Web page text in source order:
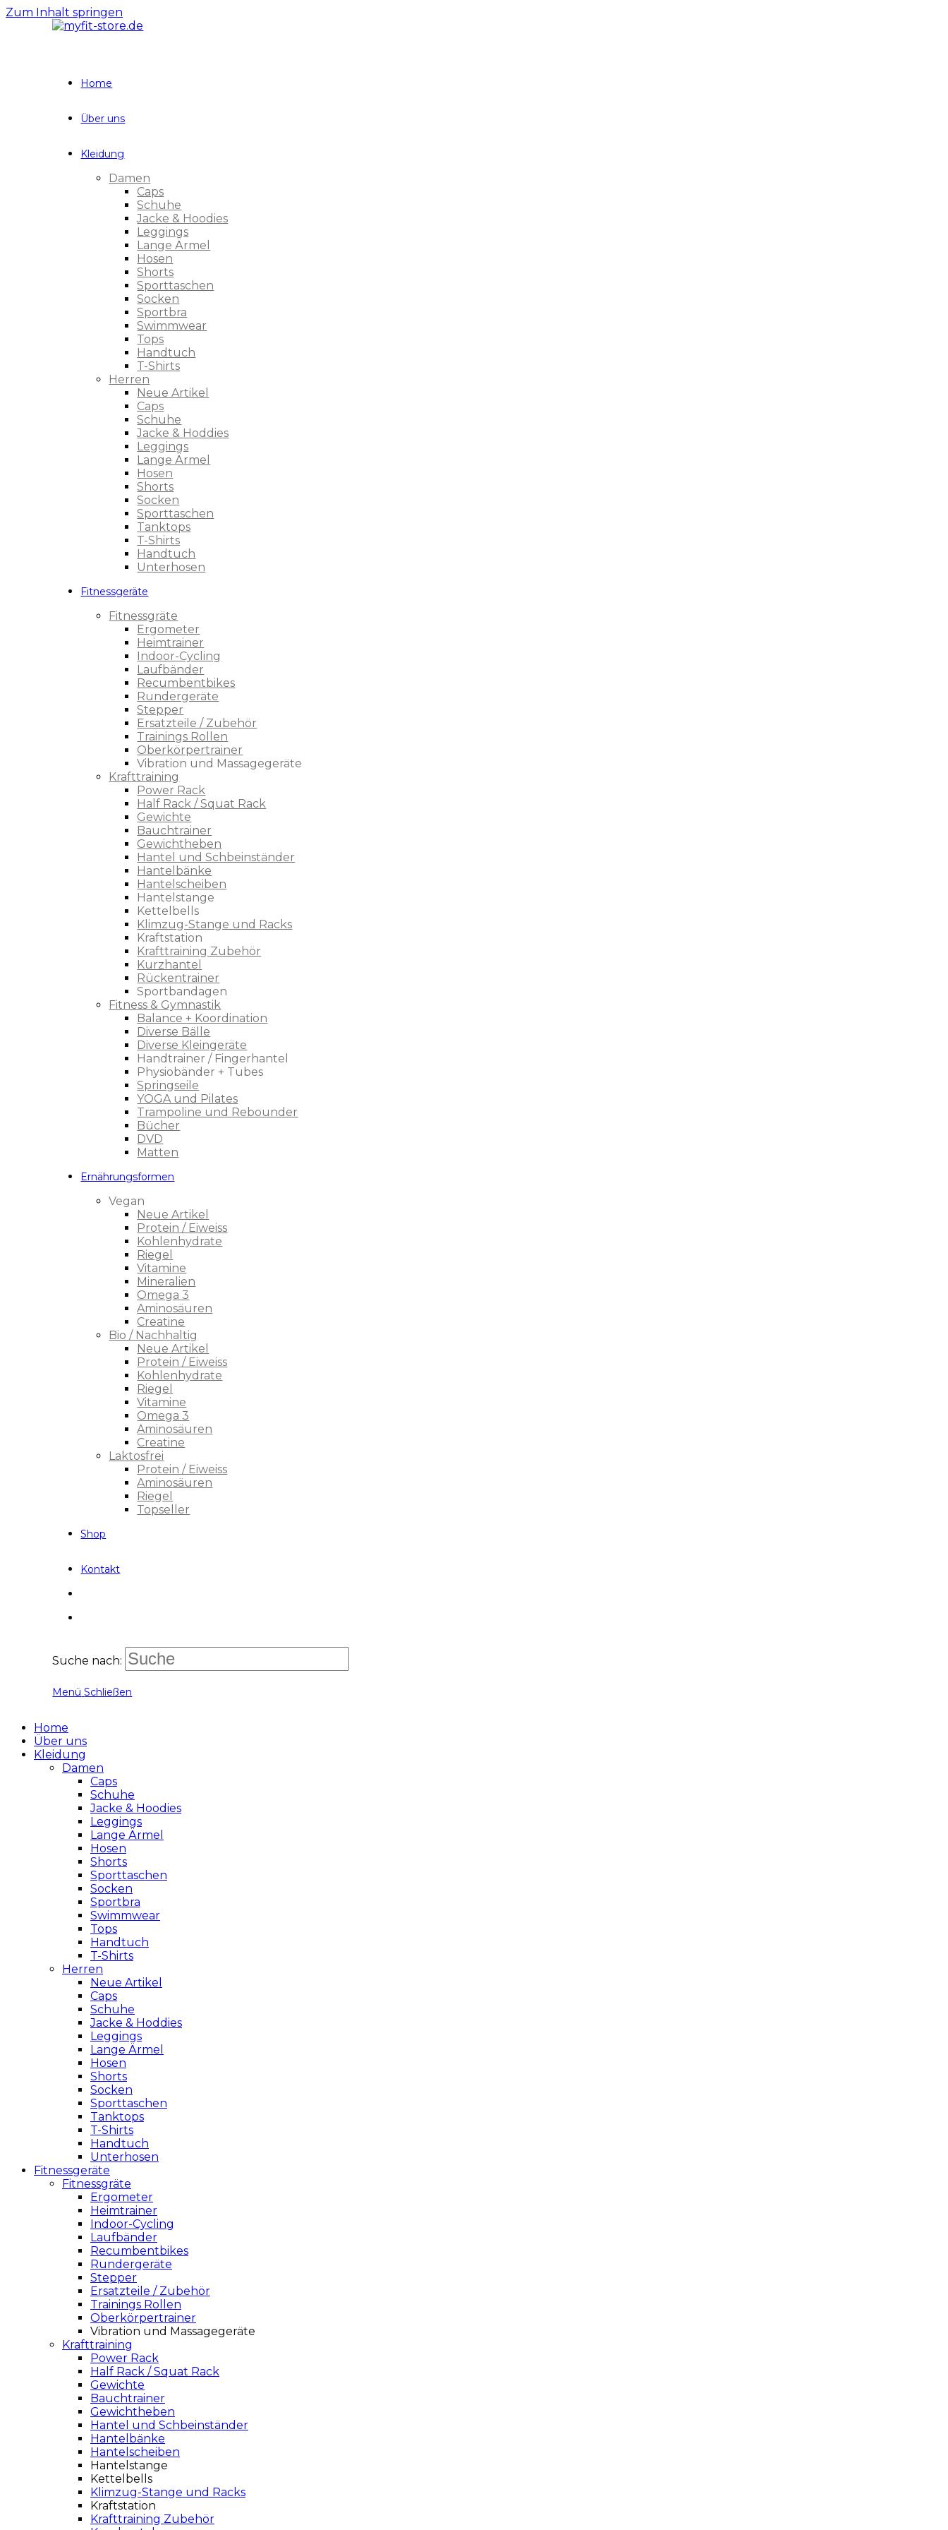
Zum Inhalt springen
Home
Über uns
Kleidung
Damen
Caps
Schuhe
Jacke & Hoodies
Leggings
Lange Ärmel
Hosen
Shorts
Sporttaschen
Socken
Sportbra
Swimmwear
Tops
Handtuch
T-Shirts
Herren
Neue Artikel
Caps
Schuhe
Jacke & Hoddies
Leggings
Lange Ärmel
Hosen
Shorts
Socken
Sporttaschen
Tanktops
T-Shirts
Handtuch
Unterhosen
Fitnessgeräte
Fitnessgräte
Ergometer
Heimtrainer
Indoor-Cycling
Laufbänder
Recumbentbikes
Rundergeräte
Stepper
Ersatzteile / Zubehör
Trainings Rollen
Oberkörpertrainer
Vibration und Massagegeräte
Krafttraining
Power Rack
Half Rack / Squat Rack
Gewichte
Bauchtrainer
Gewichtheben
Hantel und Schbeinständer
Hantelbänke
Hantelscheiben
Hantelstange
Kettelbells
Klimzug-Stange und Racks
Kraftstation
Krafttraining Zubehör
Kurzhantel
Rückentrainer
Sportbandagen
Fitness & Gymnastik
Balance + Koordination
Diverse Bälle
Diverse Kleingeräte
Handtrainer / Fingerhantel
Physiobänder + Tubes
Springseile
YOGA und Pilates
Trampoline und Rebounder
Bücher
DVD
Matten
Ernährungsformen
Vegan
Neue Artikel
Protein / Eiweiss
Kohlenhydrate
Riegel
Vitamine
Mineralien
Omega 3
Aminosäuren
Creatine
Bio / Nachhaltig
Neue Artikel
Protein / Eiweiss
Kohlenhydrate
Riegel
Vitamine
Omega 3
Aminosäuren
Creatine
Laktosfrei
Protein / Eiweiss
Aminosäuren
Riegel
Topseller
Shop
Kontakt
Suche nach:
Menü Schließen
Home
Über uns
Kleidung
Damen
Caps
Schuhe
Jacke & Hoodies
Leggings
Lange Ärmel
Hosen
Shorts
Sporttaschen
Socken
Sportbra
Swimmwear
Tops
Handtuch
T-Shirts
Herren
Neue Artikel
Caps
Schuhe
Jacke & Hoddies
Leggings
Lange Ärmel
Hosen
Shorts
Socken
Sporttaschen
Tanktops
T-Shirts
Handtuch
Unterhosen
Fitnessgeräte
Fitnessgräte
Ergometer
Heimtrainer
Indoor-Cycling
Laufbänder
Recumbentbikes
Rundergeräte
Stepper
Ersatzteile / Zubehör
Trainings Rollen
Oberkörpertrainer
Vibration und Massagegeräte
Krafttraining
Power Rack
Half Rack / Squat Rack
Gewichte
Bauchtrainer
Gewichtheben
Hantel und Schbeinständer
Hantelbänke
Hantelscheiben
Hantelstange
Kettelbells
Klimzug-Stange und Racks
Kraftstation
Krafttraining Zubehör